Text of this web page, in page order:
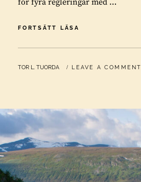
för fyra regleringar med …
FORTSÄTT LÄSA
I
LULE
BY
TOR L. TUORDA LEAVE A COMMENT